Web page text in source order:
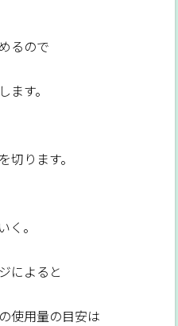
るので
す。
ります。
く。
によると
使用量の目安は